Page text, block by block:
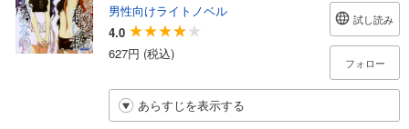
男性向けライトノベル
4.0
627円 (税込)
試し読み
フォロー
あらすじを表示する